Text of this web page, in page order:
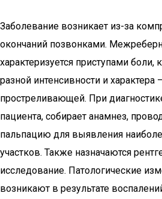
Заболевание возникает из-за
окончаний позвонками.
характеризуется приступами боли,
разной интенсивности и характера
простреливающей. При
пациента, собирает анамнез,
пальпацию для выявления
участков. Также назначаются
исследование. Патологические
возникают в результате